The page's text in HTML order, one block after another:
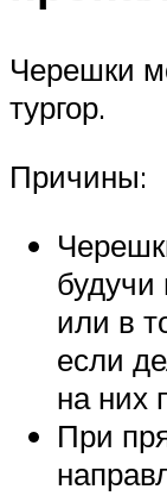
Черешки
тургор.
Причины:
или в
если
на них
При